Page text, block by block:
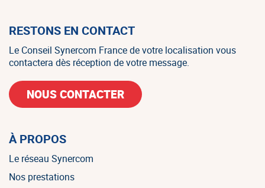
RESTONS EN CONTACT
Le Conseil Synercom France de votre localisation vous
contactera dès réception de votre message.
NOUS CONTACTER
À PROPOS
Le réseau Synercom
Nos prestations